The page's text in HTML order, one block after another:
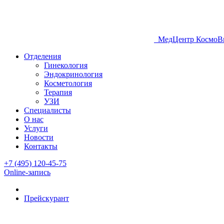
МедЦентр
Отделения
Гинекология
Эндокринология
Косметология
Терапия
УЗИ
Специалисты
О нас
Услуги
Новости
Контакты
+7 (495) 120-45-75
Online-запись
Прейскурант